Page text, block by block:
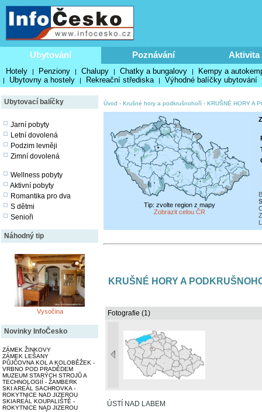
Ubytování Poznávání Aktivita
Hotely | Penziony | Chalupy | Chatky a bungalovy | Kempy a
| Ubytovny a hostely | Rekreační střediska | Výhodné balíčky ubytování
Ubytovací balíčky
Jarní pobyty
Letní dovolená
Podzim levněji
Zimní dovolená
Wellness pobyty
Aktivní pobyty
Romantika pro dva
S dětmi
Senioři
Náhodný tip
Vysočina
Novinky InfoČesko
ZÁMEK ŽINKOVY
ZÁMEK LEŠANY
PŮJČOVNA KOL A KOLOBĚŽEK -
VRBNO POD PRADĚDEM
MUZEUM STARÝCH STROJŮ A
TECHNOLOGIÍ - ŽAMBERK
SKI AREÁL SACHROVKA -
ROKYTNICE NAD JIZEROU
SKIAREÁL KOUPALIŠTĚ -
ROKYTNICE NAD JIZEROU
Úvod - Krušné hory a podkrušnohoří - KRUŠNÉ HORY A
Tip: zvolte region z mapy
Zobrazit celou ČR
KRUŠNÉ HORY A
Fotografie (1)
ÚSTÍ NAD LABEM